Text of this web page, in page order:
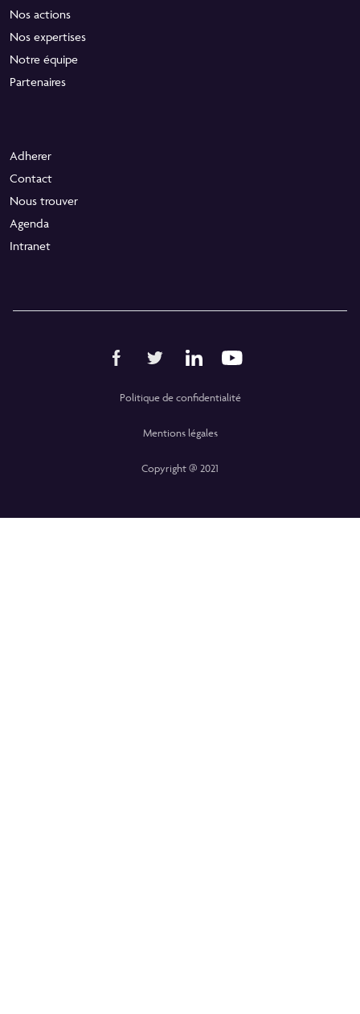
Nos actions
Nos expertises
Notre équipe
Partenaires
Adherer
Contact
Nous trouver
Agenda
Intranet
Politique de confidentialité
Mentions légales
Copyright @ 2021